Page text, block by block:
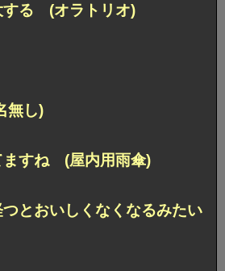
する (オラトリオ)
無し)
ますね (屋内用雨傘)
とおいしくなくなるみたい